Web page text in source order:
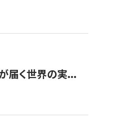
届く世界の実...